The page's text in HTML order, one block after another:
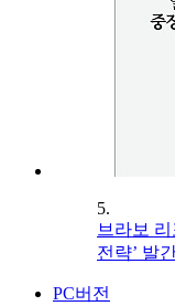
5.
브라보 리
전략’ 발
PC버전